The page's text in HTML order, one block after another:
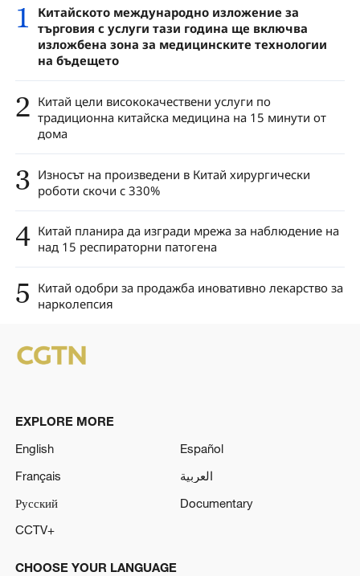
1
Китайското международно изложение за
търговия с услуги тази година ще включва
изложбена зона за медицинските технологии
на бъдещето
2 Китай цели висококачествени услуги по
традиционна китайска медицина на 15 минути от
дома
3 Износът на произведени в Китай хирургически
роботи скочи с 330%
4 Китай планира да изгради мрежа за наблюдение на
над 15 респираторни патогена
5 Китай одобри за продажба иновативно лекарство за
нарколепсия
EXPLORE MORE
English
Español
Français
العربية
Русский
Documentary
CCTV+
CHOOSE YOUR LANGUAGE